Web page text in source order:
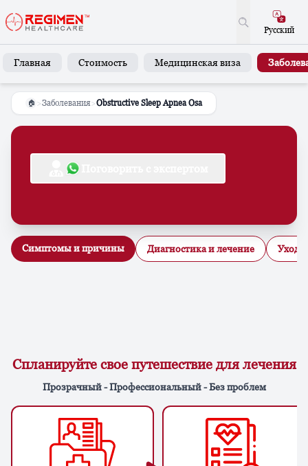
Русский
Главная Стоимость Медицинская виза
🏠 >Заболевания>Obstructive Sleep Apnea Osa
Симптомы и причины Диагностика и лечение Уход
Спланируйте свое путешествие для лечения
Прозрачный - Профессиональный - Без проблем